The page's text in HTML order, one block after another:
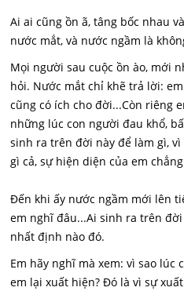
Ai ai cũng ồn ã, tâng bốc nhau
nước mắt, và nước ngầm là
Mọi người sau cuộc ồn ào, mới
hỏi. Nước mắt chỉ khẽ trả lời:
cũng có ích cho đời...Còn riêng
những lúc con người đau khổ,
sinh ra trên đời này để làm gì,
gì cả, sự hiện diện của em
Đến khi ấy nước ngầm mới lên
em nghĩ đâu...Ai sinh ra trên
nhất định nào đó.
Em hãy nghĩ mà xem: vì sao lúc
em lại xuất hiện? Đó là vì sự